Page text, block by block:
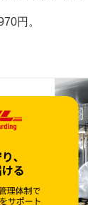
円。